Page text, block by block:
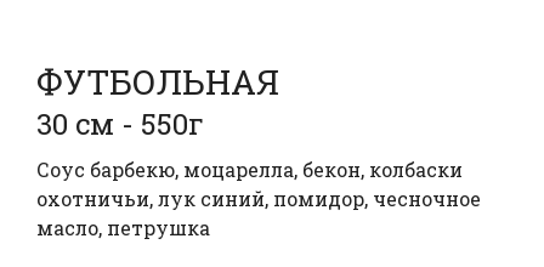
ФУТБОЛЬНАЯ
30 см - 550г
Соус барбекю, моцарелла, бекон, колбаски
охотничьи, лук синий, помидор, чесночное
масло, петрушка